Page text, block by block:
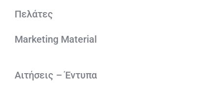
Πελάτες
Marketing Material
Αιτήσεις – Έντυπα